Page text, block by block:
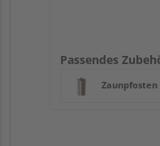
Passendes
Zaunpfosten